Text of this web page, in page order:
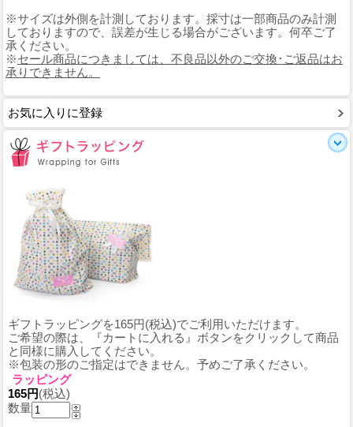
※サイズは外側を計測しております。採寸は一部商品のみ計測
しておりますので、誤差が生じる場合がございます。何卒ご了
承ください。
※セール商品につきましては、不良品以外のご交換･ご返品はお
承りできません。
お気に入りに登録
ギフトラッピングを165円(税込)でご利用いただけます。
ご希望の際は、『カートに入れる』ボタンをクリックして商品
と同様に購入してください。
※包装の形のご指定はできません。予めご了承ください。
ラッピング
165円(税込)
数量